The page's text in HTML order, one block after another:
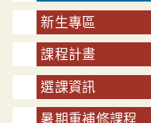
新生專區
課程計畫
選課資訊
暑期重補修課程